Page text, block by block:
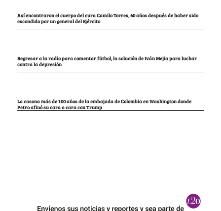
Así encontraron el cuerpo del cura Camilo Torres, 60 años después de haber sido
escondido por un general del Ejército
Regresar a la radio para comentar fútbol, la solución de Iván Mejía para luchar
contra la depresión
La casona más de 100 años de la embajada de Colombia en Washington donde
Petro afinó su cara a cara con Trump